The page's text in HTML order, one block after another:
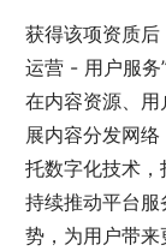
获得该项资质
运营 - 用户服务
在内容资源、
展内容分发网
托数字化技术，
持续推动平台
势，为用户带来